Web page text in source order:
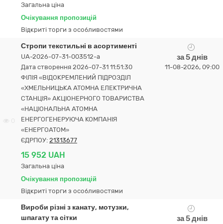
Загальна ціна
Очікування пропозицій
Відкриті торги з особливостями
Стропи текстильні в асортименті
UA-2026-07-31-003512-a
Дата створення 2026-07-31 11:51:30
ФІЛІЯ «ВІДОКРЕМЛЕНИЙ ПІДРОЗДІЛ
«ХМЕЛЬНИЦЬКА АТОМНА ЕЛЕКТРИЧНА
СТАНЦІЯ» АКЦІОНЕРНОГО ТОВАРИСТВА
«НАЦІОНАЛЬНА АТОМНА
ЕНЕРГОГЕНЕРУЮЧА КОМПАНІЯ
«ЕНЕРГОАТОМ»
ЄДРПОУ: 21313677
15 952 UAH
Загальна ціна
Очікування пропозицій
Відкриті торги з особливостями
за 5 днів
11-08-2026, 09:00
Вироби різні з канату, мотузки,
шпагату та сітки
за 5 днів